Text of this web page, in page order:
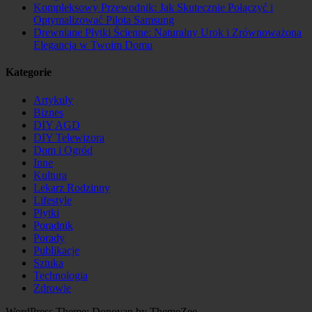
Kompleksowy Przewodnik: Jak Skutecznie Połączyć i
Optymalizować Pilota Samsung
Drewniane Płytki Ścienne: Naturalny Urok i Zrównoważona
Elegancja w Twoim Domu
Kategorie
Artykuły
Biznes
DIY AGD
DIY Telewizora
Dom i Ogród
Inne
Kultura
Lekarz Rodzinny
Lifestyle
Płytki
Poradnik
Porady
Publikacje
Sztuka
Technologia
Zdrowie